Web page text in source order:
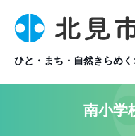
ひと・まち・自然きらめ
南小学